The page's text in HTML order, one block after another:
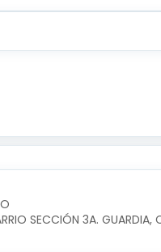
SECCIÓN 3A.